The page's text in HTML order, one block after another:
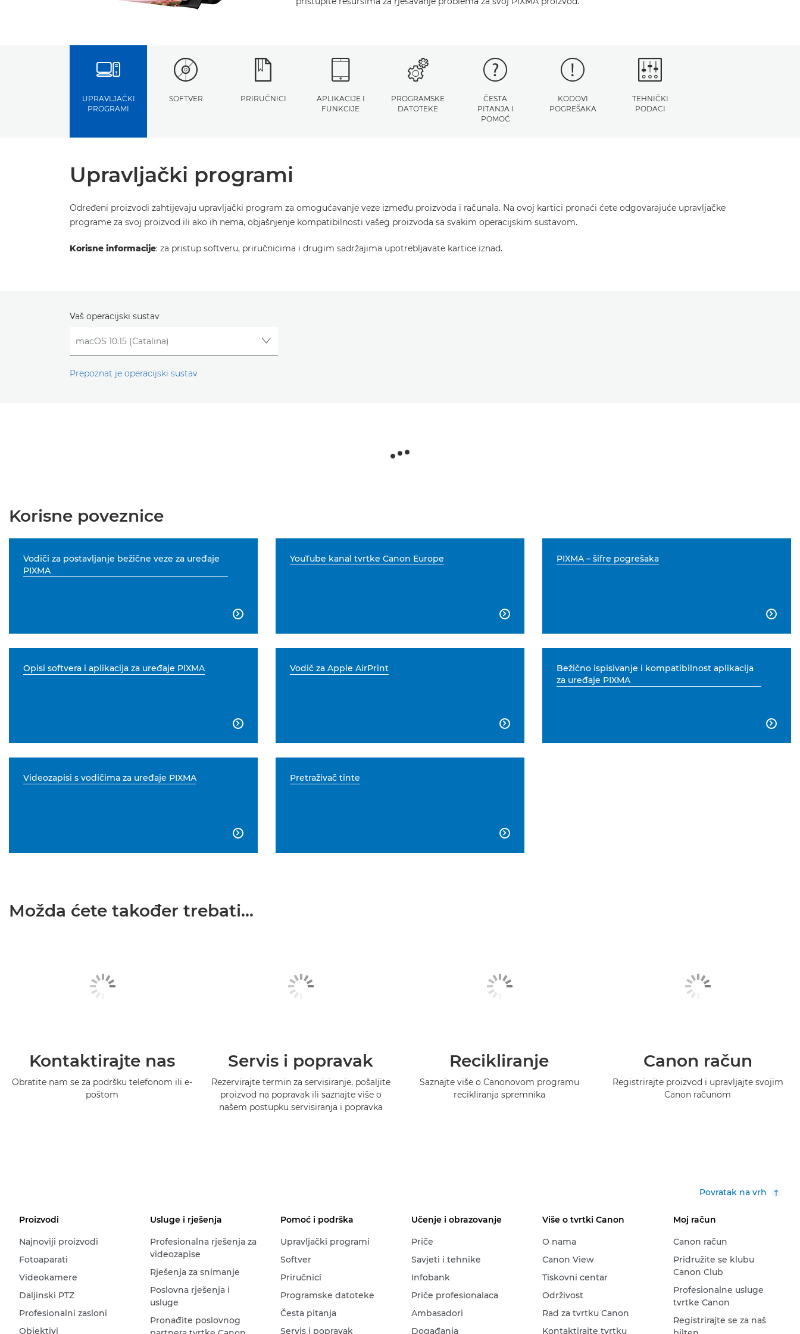
UPRAVLJAČKI
PROGRAMI
SOFTVER PRIRUČNICI
APLIKACIJE I
FUNKCIJE
PROGRAMSKE
DATOTEKE
ČESTA
PITANJA I
POMOĆ
KODOVI
POGREŠAKA
TEHNIČKI
PODACI
Upravljački programi
Određeni proizvodi zahtijevaju upravljački program za omogućavanje veze između proizvoda i računala. Na ovoj kartici pronaći ćete odgovarajuće upravljačke
programe za svoj proizvod ili ako ih nema, objašnjenje kompatibilnosti vašeg proizvoda sa svakim operacijskim sustavom.
Korisne informacije: za pristup softveru, priručnicima i drugim sadržajima upotrebljavate kartice iznad.
Vaš operacijski sustav
Prepoznat je operacijski sustav
Korisne poveznice
Vodiči za postavljanje bežične veze za uređaje
PIXMA

YouTube kanal tvrtke Canon Europe

PIXMA – šifre pogrešaka

Opisi softvera i aplikacija za uređaje PIXMA

Vodič za Apple AirPrint

Bežično ispisivanje i kompatibilnost aplikacija
za uređaje PIXMA

Videozapisi s vodičima za uređaje PIXMA

Pretraživač tinte

Možda ćete također trebati...
Kontaktirajte nas
Obratite nam se za podršku telefonom ili e-
poštom
Servis i popravak
Rezervirajte termin za servisiranje, pošaljite
proizvod na popravak ili saznajte više o
našem postupku servisiranja i popravka
Recikliranje
Saznajte više o Canonovom programu
recikliranja spremnika
Canon račun
Registrirajte proizvod i upravljajte svojim
Canon računom
Povratak na vrh
Proizvodi
Najnoviji proizvodi
Fotoaparati
Videokamere
Daljinski PTZ
Profesionalni zasloni
Objektivi
Usluge i rješenja
Profesionalna rješenja za
videozapise
Rješenja za snimanje
Poslovna rješenja i
usluge
Pronađite poslovnog
Pomoć i podrška
Upravljački programi
Softver
Priručnici
Programske datoteke
Česta pitanja
Servis i popravak
Učenje i obrazovanje
Priče
Savjeti i tehnike
Infobank
Priče profesionalaca
Ambasadori
Događanja
Više o tvrtki Canon
O nama
Canon View
Tiskovni centar
Održivost
Rad za tvrtku Canon
Kontaktirajte tvrtku
Moj račun
Canon račun
Pridružite se klubu
Canon Club
Profesionalne usluge
tvrtke Canon
Registrirajte se za naš